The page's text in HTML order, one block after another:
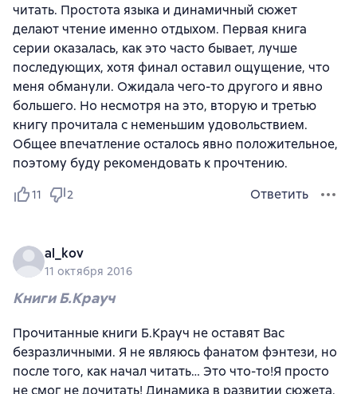
читать. Простота языка и динамичный сюжет
делают чтение именно отдыхом. Первая книга
серии оказалась, как это часто бывает, лучше
последующих, хотя финал оставил ощущение, что
меня обманули. Ожидала чего-то другого и явно
большего. Но несмотря на это, вторую и третью
книгу прочитала с неменьшим удовольствием.
Общее впечатление осталось явно положительное,
поэтому буду рекомендовать к прочтению.
11 2 Ответить
al_kov
11 октября 2016
Книги Б.Крауч
Прочитанные книги Б.Крауч не оставят Вас
безразличными. Я не являюсь фанатом фэнтези, но
после того, как начал читать… Это что-то!Я просто
не смог не дочитать! Динамика в развитии сюжета,